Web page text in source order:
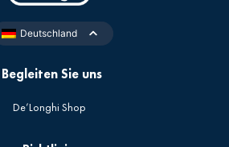
Deutschland
Begleiten Sie uns
De’Longhi Shop